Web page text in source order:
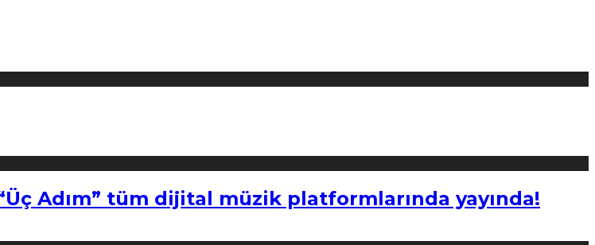
Adım” tüm dijital müzik platformlarında yayında!